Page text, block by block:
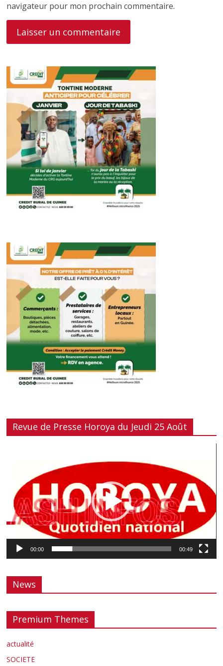
navigateur pour mon prochain commentaire.
Revue de Presse Horoya du Jeudi 25 Août
00:00 00:49
News
Premium Themes
actualité
SOCIETE